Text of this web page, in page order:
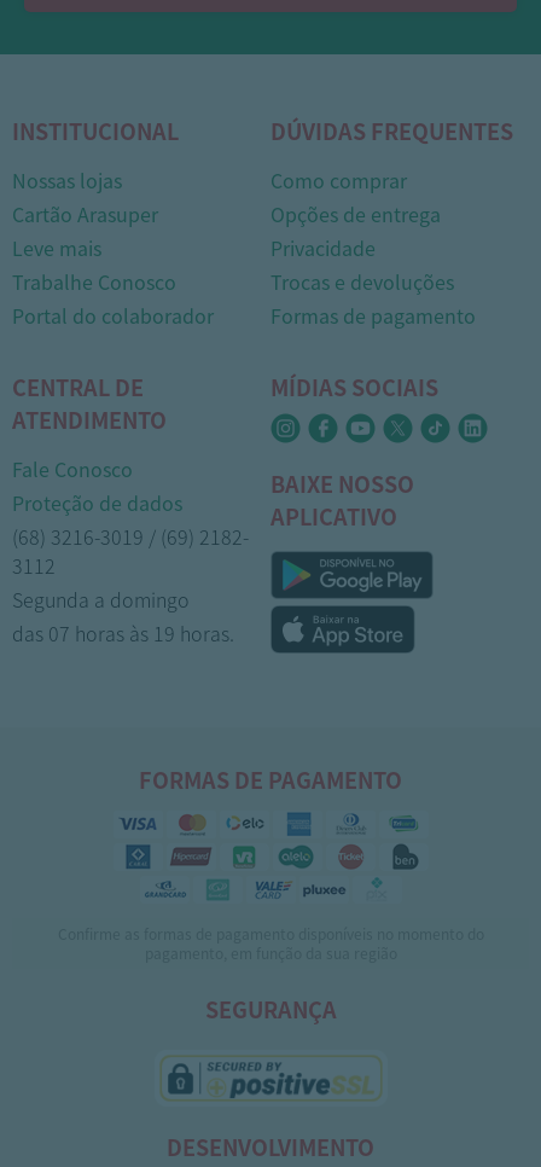
INSTITUCIONAL
Nossas lojas
Cartão Arasuper
Leve mais
Trabalhe Conosco
Portal do colaborador
DÚVIDAS FREQUENTES
Como comprar
Opções de entrega
Privacidade
Trocas e devoluções
Formas de pagamento
CENTRAL DE
ATENDIMENTO
Fale Conosco
Proteção de dados
(68) 3216-3019 / (69) 2182-
3112
Segunda a domingo
das 07 horas às 19 horas.
MÍDIAS SOCIAIS
BAIXE NOSSO
APLICATIVO
FORMAS DE PAGAMENTO
SEGURANÇA
DESENVOLVIMENTO